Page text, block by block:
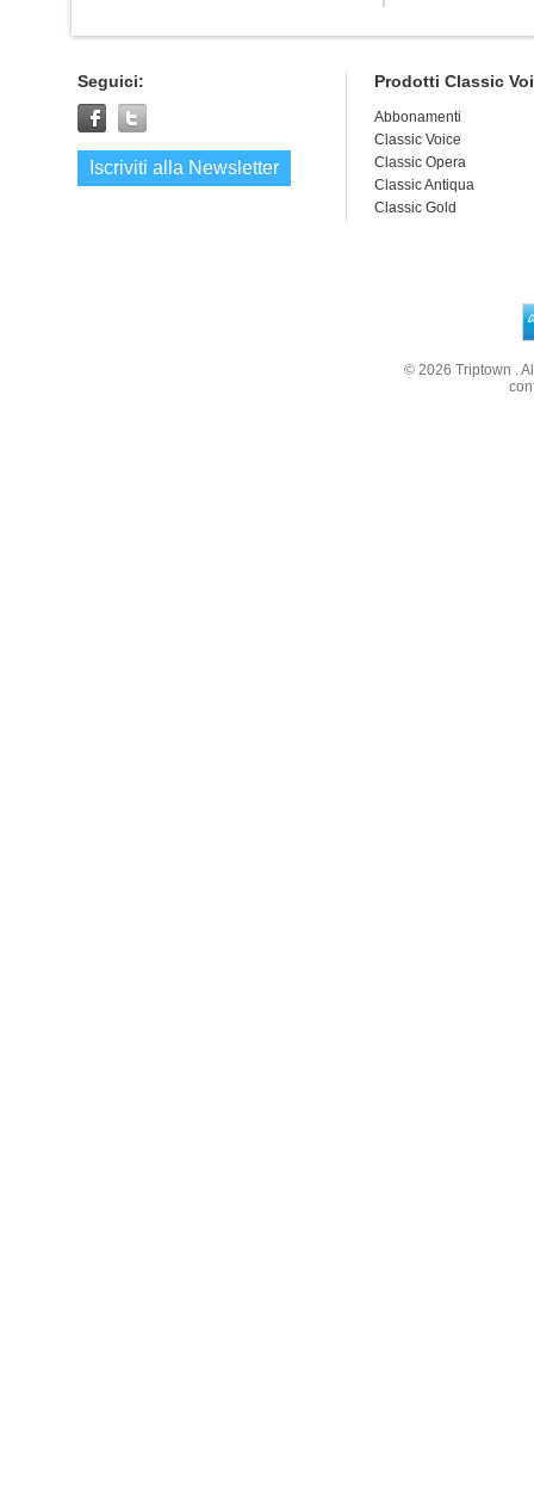
Seguici:
Iscriviti alla Newsletter
Prodotti Classic
Abbonamenti
Classic Voice
Classic Opera
Classic Antiqua
Classic Gold
© 2026Triptown .